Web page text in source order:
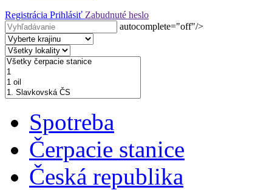
Registrácia Prihlásiť Zabudnuté heslo
autocomplete="off"/>
Spotreba
Čerpacie stanice
Česká republika